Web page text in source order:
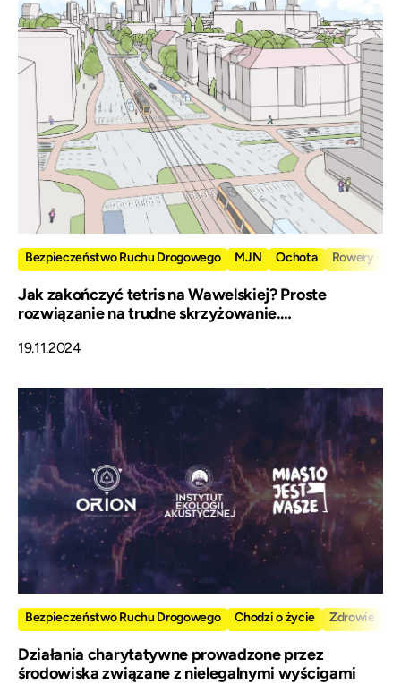
Bezpieczeństwo Ruchu Drogowego MJN Ochota Rowery
Jak zakończyć tetris na Wawelskiej? Proste
rozwiązanie na trudne skrzyżowanie.
19.11.2024
Bezpieczeństwo Ruchu Drogowego Chodzi o życie Zdrowie
Działania charytatywne prowadzone przez
środowiska związane z nielegalnymi wyścigami